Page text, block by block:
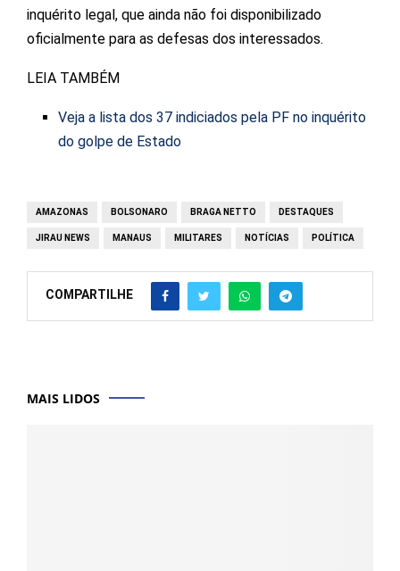
inquérito legal, que ainda não foi disponibilizado
oficialmente para as defesas dos interessados.
LEIA TAMBÉM
Veja a lista dos 37 indiciados pela PF no inquérito
do golpe de Estado
AMAZONAS BOLSONARO BRAGA NETTO DESTAQUES
JIRAU NEWS MANAUS MILITARES NOTÍCIAS POLÍTICA
COMPARTILHE
MAIS LIDOS